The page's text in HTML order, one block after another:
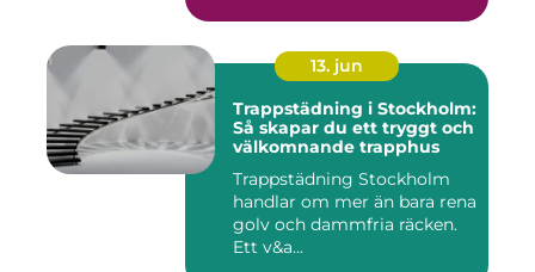
13. jun
Trappstädning i Stockholm:
Så skapar du ett tryggt och
välkomnande trapphus
Trappstädning Stockholm
handlar om mer än bara rena
golv och dammfria räcken.
Ett v&a...